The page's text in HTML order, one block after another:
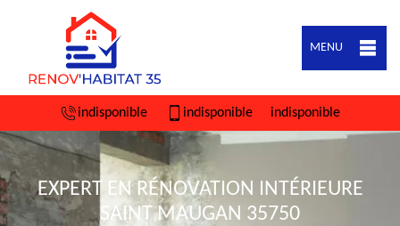
MENU
indisponible indisponible indisponible
EXPERT EN RÉNOVATION INTÉRIEURE
SAINT MAUGAN 35750